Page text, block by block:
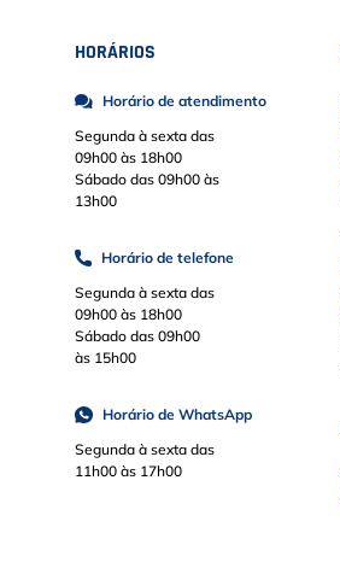
HORÁRIOS
Horário de atendimento
Segunda à sexta das
09h00 às 18h00
Sábado das 09h00 às
13h00
Horário de telefone
Segunda à sexta das
09h00 às 18h00
Sábado das 09h00
às 15h00
Horário de WhatsApp
Segunda à sexta das
11h00 às 17h00